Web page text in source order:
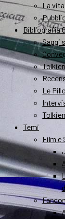
La vita
Bibliografia
Saggi
Le
Temi
Film e